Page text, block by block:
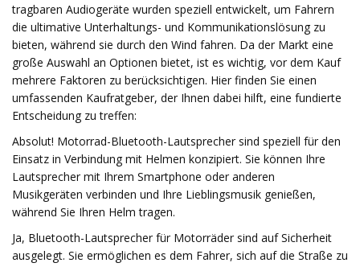
tragbaren Audiogeräte wurden speziell entwickelt, um Fahrern
die ultimative Unterhaltungs- und Kommunikationslösung zu
bieten, während sie durch den Wind fahren. Da der Markt eine
große Auswahl an Optionen bietet, ist es wichtig, vor dem Kauf
mehrere Faktoren zu berücksichtigen. Hier finden Sie einen
umfassenden Kaufratgeber, der Ihnen dabei hilft, eine fundierte
Entscheidung zu treffen:
Absolut! Motorrad-Bluetooth-Lautsprecher sind speziell für den
Einsatz in Verbindung mit Helmen konzipiert. Sie können Ihre
Lautsprecher mit Ihrem Smartphone oder anderen
Musikgeräten verbinden und Ihre Lieblingsmusik genießen,
während Sie Ihren Helm tragen.
Ja, Bluetooth-Lautsprecher für Motorräder sind auf Sicherheit
ausgelegt. Sie ermöglichen es dem Fahrer, sich auf die Straße zu